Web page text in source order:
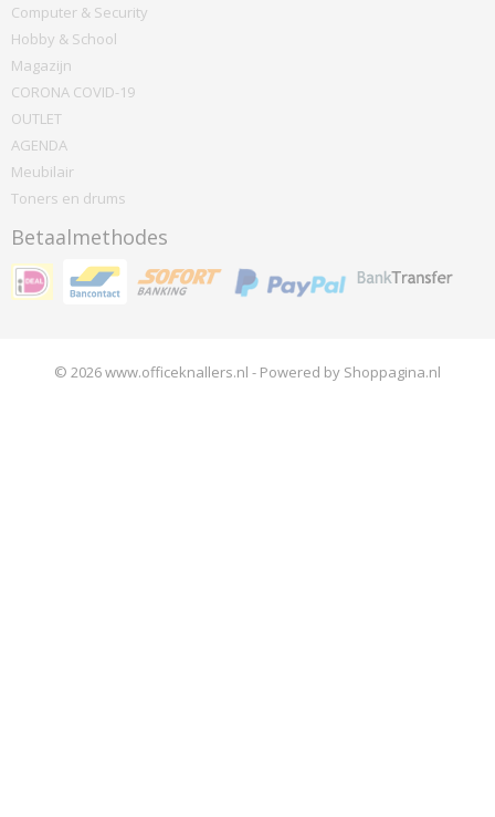
Computer & Security
Hobby & School
Magazijn
CORONA COVID-19
OUTLET
AGENDA
Meubilair
Toners en drums
Betaalmethodes
© 2026 www.officeknallers.nl - Powered by Shoppagina.nl